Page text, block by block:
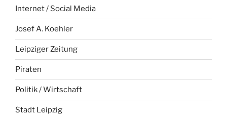
Internet / Social Media
Josef A. Koehler
Leipziger Zeitung
Piraten
Politik / Wirtschaft
Stadt Leipzig